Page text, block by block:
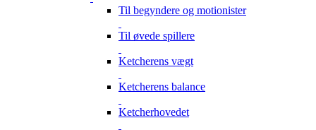
Til begyndere og motionister
Til øvede spillere
Ketcherens vægt
Ketcherens balance
Ketcherhovedet